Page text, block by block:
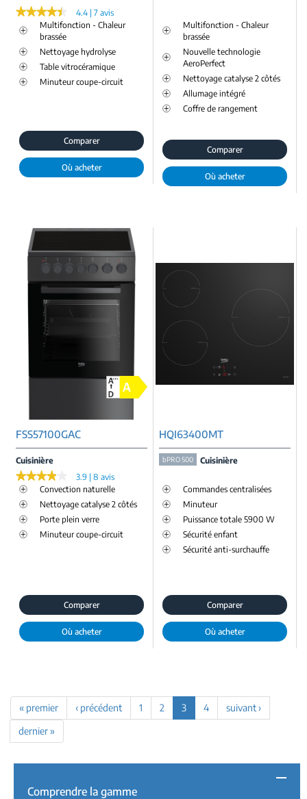
★★★★★
★★★★★
4.4 | 7 avis
Multifonction - Chaleur
brassée
Nettoyage hydrolyse
Table vitrocéramique
Minuteur coupe-circuit
Comparer
Où acheter
Multifonction - Chaleur
brassée
Nouvelle technologie
AeroPerfect
Nettoyage catalyse 2 côtés
Allumage intégré
Coffre de rangement
Comparer
Où acheter
FSS57100GAC
Cuisinière
★★★★★
★★★★★
3.9 | 8 avis
Convection naturelle
Nettoyage catalyse 2 côtés
Porte plein verre
Minuteur coupe-circuit
Comparer
Où acheter
HQI63400MT
bPRO 500 Cuisinière
Commandes centralisées
Minuteur
Puissance totale 5900 W
Sécurité enfant
Sécurité anti-surchauffe
Comparer
Où acheter
« premier ‹ précédent 1 2 3 4
suivant ›
dernier »
Comprendre la gamme